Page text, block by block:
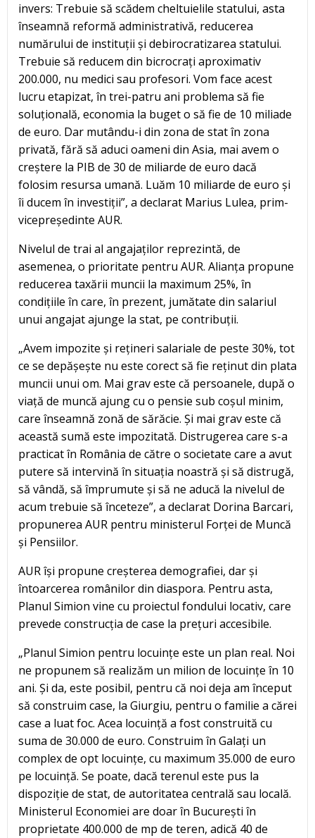
invers: Trebuie să scădem cheltuielile statului, asta
înseamnă reformă administrativă, reducerea
numărului de instituții și debirocratizarea statului.
Trebuie să reducem din bicrocrați aproximativ
200.000, nu medici sau profesori. Vom face acest
lucru etapizat, în trei-patru ani problema să fie
soluțională, economia la buget o să fie de 10 miliade
de euro. Dar mutându-i din zona de stat în zona
privată, fără să aduci oameni din Asia, mai avem o
creștere la PIB de 30 de miliarde de euro dacă
folosim resursa umană. Luăm 10 miliarde de euro și
îi ducem în investiții”, a declarat Marius Lulea, prim-
vicepreședinte AUR.
Nivelul de trai al angajaților reprezintă, de
asemenea, o prioritate pentru AUR. Alianța propune
reducerea taxării muncii la maximum 25%, în
condițiile în care, în prezent, jumătate din salariul
unui angajat ajunge la stat, pe contribuții.
„Avem impozite și rețineri salariale de peste 30%, tot
ce se depășește nu este corect să fie reținut din plata
muncii unui om. Mai grav este că persoanele, după o
viață de muncă ajung cu o pensie sub coșul minim,
care înseamnă zonă de sărăcie. Și mai grav este că
această sumă este impozitată. Distrugerea care s-a
practicat în România de către o societate care a avut
putere să intervină în situația noastră și să distrugă,
să vândă, să împrumute și să ne aducă la nivelul de
acum trebuie să înceteze”, a declarat Dorina Barcari,
propunerea AUR pentru ministerul Forței de Muncă
și Pensiilor.
AUR își propune creșterea demografiei, dar și
întoarcerea românilor din diaspora. Pentru asta,
Planul Simion vine cu proiectul fondului locativ, care
prevede construcția de case la prețuri accesibile.
„Planul Simion pentru locuințe este un plan real. Noi
ne propunem să realizăm un milion de locuințe în 10
ani. Și da, este posibil, pentru că noi deja am început
să construim case, la Giurgiu, pentru o familie a cărei
case a luat foc. Acea locuință a fost construită cu
suma de 30.000 de euro. Construim în Galați un
complex de opt locuințe, cu maximum 35.000 de euro
pe locuință. Se poate, dacă terenul este pus la
dispoziție de stat, de autoritatea centrală sau locală.
Ministerul Economiei are doar în București în
proprietate 400.000 de mp de teren, adică 40 de